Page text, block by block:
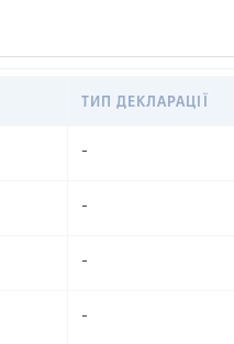
ТИП ДЕКЛАРАЦІЇ
-
-
-
-